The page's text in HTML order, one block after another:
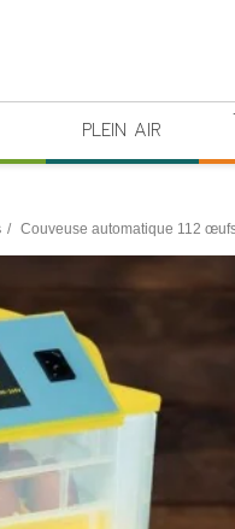
PLEIN AIR
Couveuse automatique 112